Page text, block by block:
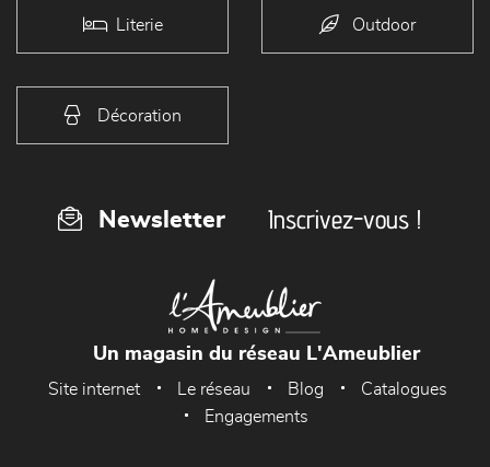
Literie Outdoor
Décoration
Newsletter Inscrivez-vous !
Un magasin du réseau L'Ameublier
Site internet Le réseau Blog
Catalogues
Engagements